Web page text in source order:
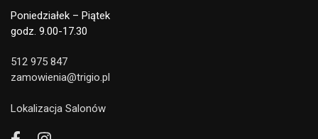
Poniedziałek – Piątek
godz. 9.00-17.30
512 975 847
zamowienia@trigio.pl
Lokalizacja Salonów